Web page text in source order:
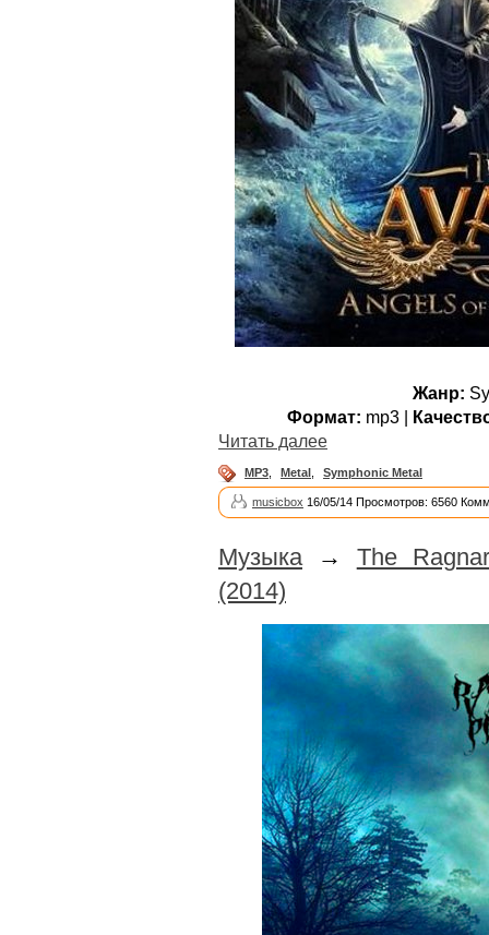
Жанр:
Формат: mp3 |
Читать далее
MP3 Metal Symphonic Metal
musicbox 16/05/14 Просмотров: 6560
Музыка→ The
(2014)